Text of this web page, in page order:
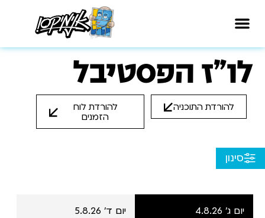
לו"ז הפסטיבל
להורדת התוכניה
להורדת לוח
הזמנים
סינון
יום ג' 4.8.26 יום ד' 5.8.26